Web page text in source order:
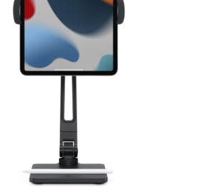
一
个
Twelve
South
HoverBar
Duo
支
架